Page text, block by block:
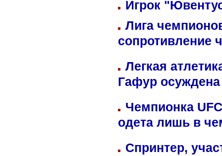
Игрок
Лига
сопротивление
Легкая
Гафур осуждена
Чемпионка
одета лишь в
Спринтер,